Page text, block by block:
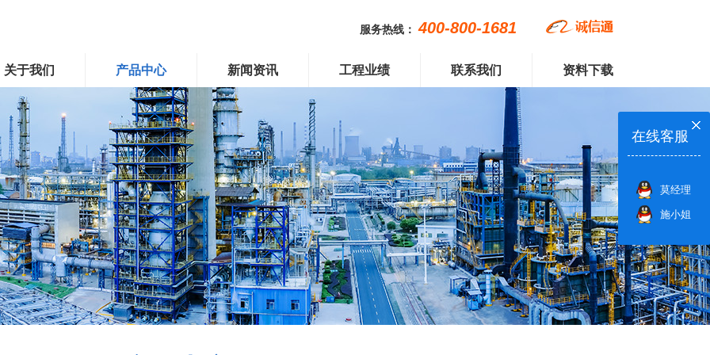
关于我们 产品中心 新闻资讯 工程业绩 联系我们 资料下载
服务热线： 400-800-1681
在线客服
莫经理
施小姐